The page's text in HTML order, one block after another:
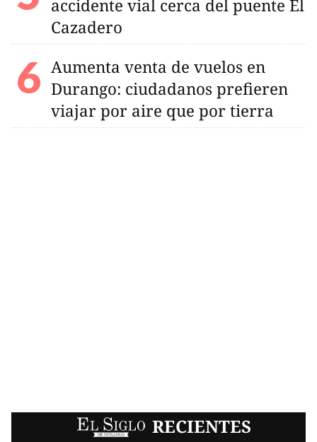
accidente vial cerca del puente El
Cazadero
Aumenta venta de vuelos en
Durango: ciudadanos prefieren
viajar por aire que por tierra
EL SIGLO RECIENTES